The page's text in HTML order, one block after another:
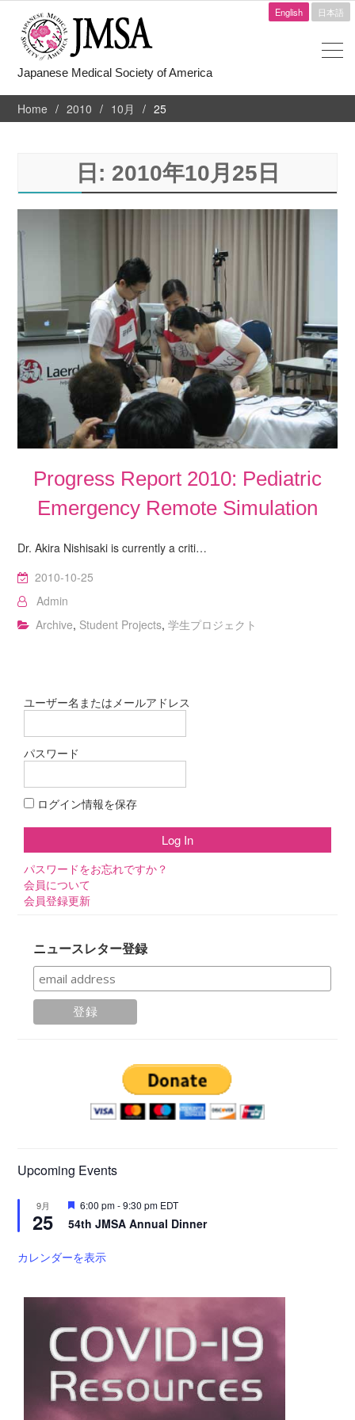
English 日本語
Japanese Medical Society of America
Home 2010 10月 25
日: 2010年10月25日
Progress Report 2010: Pediatric
Emergency Remote Simulation
Dr. Akira Nishisaki is currently a criti…
2010-10-25
Admin
Archive, Student Projects,学生プロジェクト
ユーザー名またはメールアドレス
パスワード
ログイン情報を保存
パスワードをお忘れですか？
会員について
会員登録更新
ニュースレター登録
Upcoming Events
9月
25
注
目
6:00 pm-9:30 pm EDT
54th JMSA Annual Dinner
カレンダーを表示